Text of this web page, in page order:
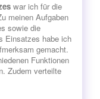
war ich für die
meinen Aufgaben
sowie die
Einsatzes habe ich
gemacht.
Funktionen
Zudem verteilte